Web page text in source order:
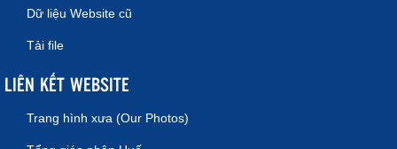
Dữ liệu Website cũ
Tải file
LIÊN KẾT WEBSITE
Trang hình xưa (Our Photos)